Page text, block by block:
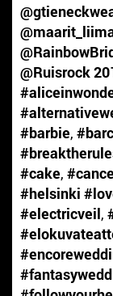
@Ruisrock
#barbie,
#cake,
#helsinki
#electricveil,